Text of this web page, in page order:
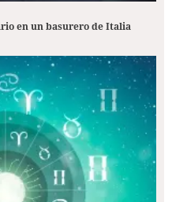
en un basurero de Italia